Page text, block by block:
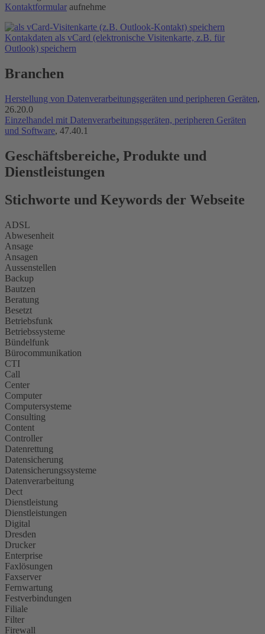
Kontaktformular aufnehme
Kontakdaten als vCard (elektronische Visitenkarte, z.B. für
Outlook) speichern
Branchen
Herstellung von Datenverarbeitungsgeräten und peripheren Geräten,
26.20.0
Einzelhandel mit Datenverarbeitungsgeräten, peripheren Geräten
und Software, 47.40.1
Geschäftsbereiche, Produkte und
Dienstleistungen
Stichworte und Keywords der Webseite
ADSL
Abwesenheit
Ansage
Ansagen
Aussenstellen
Backup
Bautzen
Beratung
Besetzt
Betriebsfunk
Betriebssysteme
Bündelfunk
Bürocommunikation
CTI
Call
Center
Computer
Computersysteme
Consulting
Content
Controller
Datenrettung
Datensicherung
Datensicherungssysteme
Datenverarbeitung
Dect
Dienstleistung
Dienstleistungen
Digital
Dresden
Drucker
Enterprise
Faxlösungen
Faxserver
Fernwartung
Festverbindungen
Filiale
Filter
Firewall